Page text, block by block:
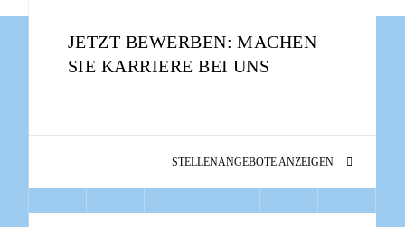
JETZT BEWERBEN: MACHEN
SIE KARRIERE BEI UNS
STELLENANGEBOTE ANZEIGEN